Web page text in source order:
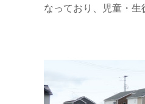
なっており、児童・